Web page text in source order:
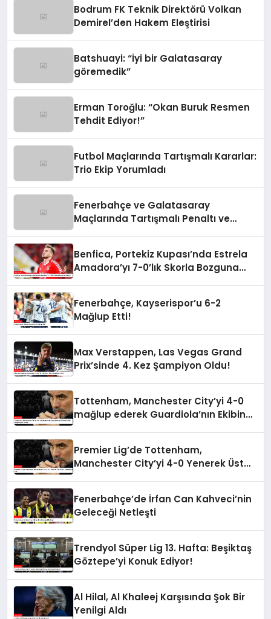
Bodrum FK Teknik Direktörü Volkan
Demirel’den Hakem Eleştirisi
Batshuayi: “İyi bir Galatasaray
göremedik”
Erman Toroğlu: “Okan Buruk Resmen
Tehdit Ediyor!”
Futbol Maçlarında Tartışmalı Kararlar:
Trio Ekip Yorumladı
Fenerbahçe ve Galatasaray
Maçlarında Tartışmalı Penaltı ve
Benfica, Portekiz Kupası’nda Estrela
Amadora’yı 7-0’lık Skorla Bozguna
Fenerbahçe, Kayserispor’u 6-2
Mağlup Etti!
Max Verstappen, Las Vegas Grand
Prix’sinde 4. Kez Şampiyon Oldu!
Tottenham, Manchester City’yi 4-0
mağlup ederek Guardiola’nın Ekibine
Premier Lig’de Tottenham,
Manchester City’yi 4-0 Yenerek Üst
Fenerbahçe’de İrfan Can Kahveci’nin
Geleceği Netleşti
Trendyol Süper Lig 13. Hafta: Beşiktaş
Göztepe’yi Konuk Ediyor!
Al Hilal, Al Khaleej Karşısında Şok Bir
Yenilgi Aldı